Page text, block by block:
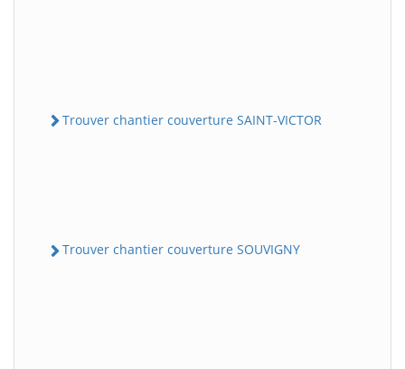
Trouver chantier couverture SAINT-VICTOR
Trouver chantier couverture SOUVIGNY